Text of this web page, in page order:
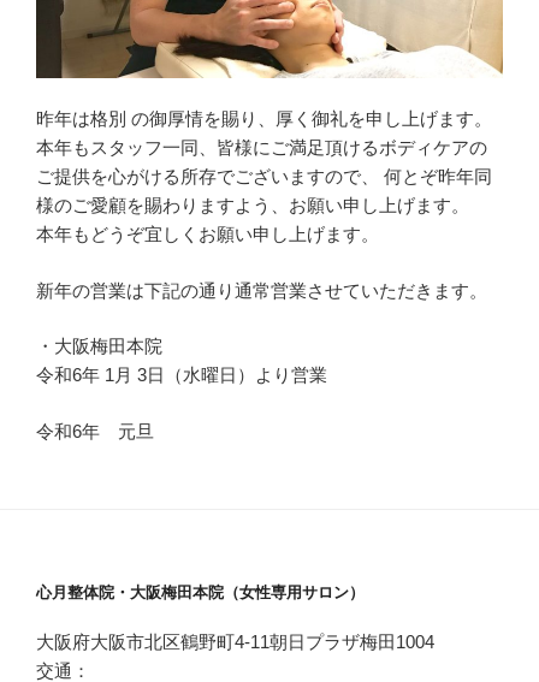
昨年は格別 の御厚情を賜り、厚く御礼を申し上げます。
本年もスタッフ一同、皆様にご満足頂けるボディケアの
ご提供を心がける所存でございますので、 何とぞ昨年同
様のご愛顧を賜わりますよう、お願い申し上げます。
本年もどうぞ宜しくお願い申し上げます。
新年の営業は下記の通り通常営業させていただきます。
・大阪梅田本院
令和6年 1月 3日（水曜日）より営業
令和6年 元旦
心月整体院・大阪梅田本院（女性専用サロン）
大阪府大阪市北区鶴野町4-11朝日プラザ梅田1004
交通：